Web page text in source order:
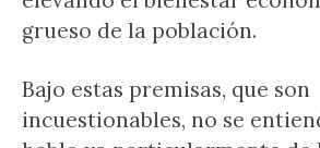
grueso de la población.
Bajo estas premisas, que son
incuestionables, no se